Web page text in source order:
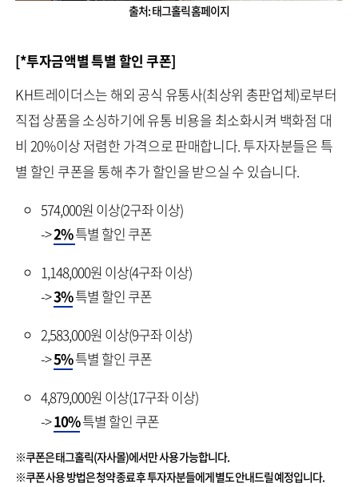
출처: 태그홀릭 홈페이지
[*투자금액별 특별 할인 쿠폰]
KH트레이더스는 해외 공식 유통사(최상위 총판업체)로부터
직접 상품을 소싱하기에 유통 비용을 최소화시켜 백화점 대
비 20%이상 저렴한 가격으로 판매합니다. 투자자분들은 특
별 할인 쿠폰을 통해 추가 할인을 받으실 수 있습니다.
574,000원 이상(2구좌 이상)
->2%특별 할인 쿠폰
1,148,000원 이상(4구좌 이상)
->3%특별 할인 쿠폰
2,583,000원 이상(9구좌 이상)
->5%특별 할인 쿠폰
4,879,000원 이상(17구좌 이상)
->10%특별 할인 쿠폰
※쿠폰은 태그홀릭(자사몰)에서만 사용 가능합니다.
※쿠폰 사용 방법은 청약 종료 후 투자자분들에게 별도 안내드릴 예정입니다.